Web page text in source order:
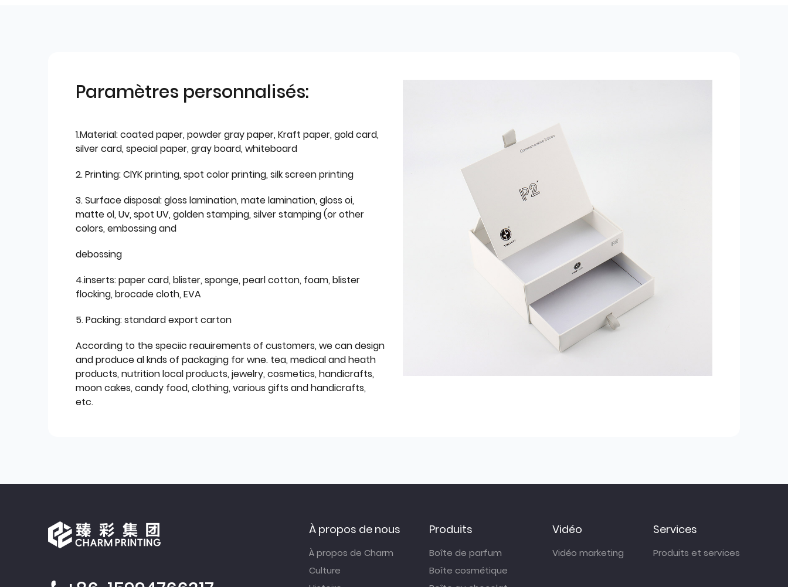
Paramètres personnalisés:
1.Material: coated paper, powder gray paper, Kraft paper, gold card,
silver card, special paper, gray board, whiteboard
2. Printing: ClYK printing, spot color printing, silk screen printing
3. Surface disposal: gloss lamination, mate lamination, gloss oi,
matte ol, Uv, spot UV, golden stamping, silver stamping (or other
colors, embossing and
debossing
4.inserts: paper card, blister, sponge, pearl cotton, foam, blister
flocking, brocade cloth, EVA
5. Packing: standard export carton
According to the speciic reauirements of customers, we can design
and produce al knds of packaging for wne. tea, medical and heath
products, nutrition local products, jewelry, cosmetics, handicrafts,
moon cakes, candy food, clothing, various gifts and handicrafts,
etc.
À propos de nous
À propos de Charm
Culture
Produits
Boîte de parfum
Boîte cosmétique
Vidéo
Vidéo marketing
Services
Produits et services